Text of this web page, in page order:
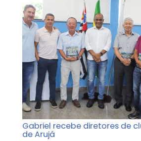
Gabriel recebe diretores de
de Arujá